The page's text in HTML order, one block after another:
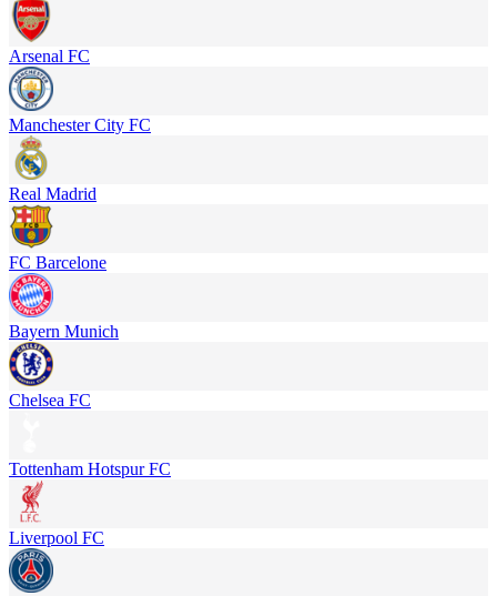
Arsenal FC
Manchester City FC
Real Madrid
FC Barcelone
Bayern Munich
Chelsea FC
Tottenham Hotspur FC
Liverpool FC